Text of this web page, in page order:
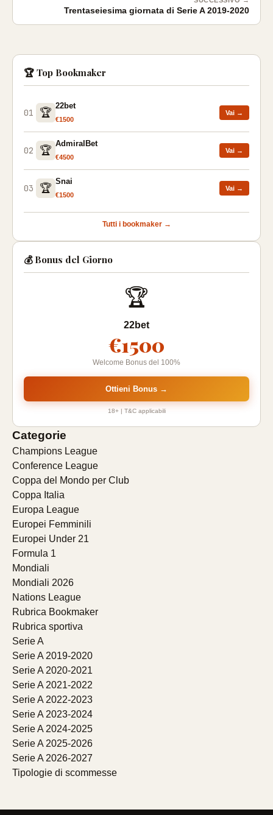
Trentaseiesima giornata di Serie A 2019-2020
🏆 Top Bookmaker
01 🏆
22bet
€1500
Vai →
02 🏆
AdmiralBet
€4500
Vai →
03 🏆
Snai
€1500
Vai →
Tutti i bookmaker →
💰 Bonus del Giorno
🏆
22bet
€1500
Welcome Bonus del 100%
Ottieni Bonus →
18+ | T&C applicabili
Categorie
Champions League
Conference League
Coppa del Mondo per Club
Coppa Italia
Europa League
Europei Femminili
Europei Under 21
Formula 1
Mondiali
Mondiali 2026
Nations League
Rubrica Bookmaker
Rubrica sportiva
Serie A
Serie A 2019-2020
Serie A 2020-2021
Serie A 2021-2022
Serie A 2022-2023
Serie A 2023-2024
Serie A 2024-2025
Serie A 2025-2026
Serie A 2026-2027
Tipologie di scommesse